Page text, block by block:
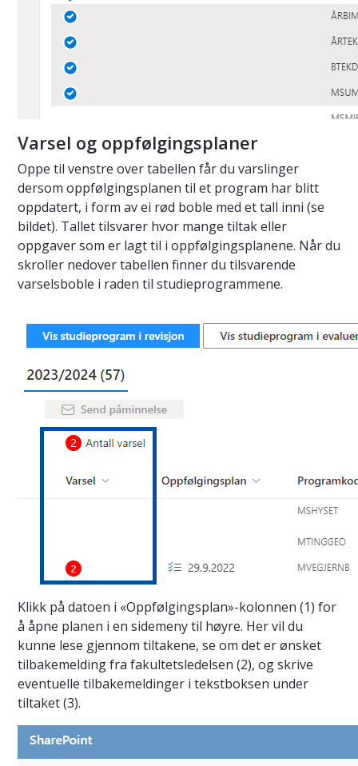
Varsel og oppfølgingsplaner
Oppe til venstre over tabellen får du varslinger
dersom oppfølgingsplanen til et program har blitt
oppdatert, i form av ei rød boble med et tall inni (se
bildet). Tallet tilsvarer hvor mange tiltak eller
oppgaver som er lagt til i oppfølgingsplanene. Når du
skroller nedover tabellen finner du tilsvarende
varselsboble i raden til studieprogrammene.
Klikk på datoen i «Oppfølgingsplan»-kolonnen (1) for
å åpne planen i en sidemeny til høyre. Her vil du
kunne lese gjennom tiltakene, se om det er ønsket
tilbakemelding fra fakultetsledelsen (2), og skrive
eventuelle tilbakemeldinger i tekstboksen under
tiltaket (3).